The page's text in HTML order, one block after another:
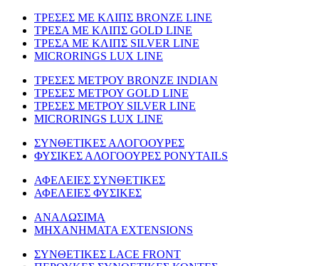
ΤΡΕΣΕΣ ΜΕ ΚΛΙΠΣ BRONZE LINE
ΤΡΕΣΑ ΜΕ ΚΛΙΠΣ GOLD LINE
ΤΡΕΣΑ ΜΕ ΚΛΙΠΣ SILVER LINE
MICRORINGS LUX LINE
TΡΕΣΕΣ ΜΕΤΡΟΥ BRONZE INDIAN
ΤΡΕΣΕΣ ΜΕΤΡΟΥ GOLD LINE
ΤΡΕΣΕΣ ΜΕΤΡΟΥ SILVER LINE
MICRORINGS LUX LINE
ΣΥΝΘΕΤΙΚΕΣ ΑΛΟΓΟΟΥΡΕΣ
ΦΥΣΙΚΕΣ ΑΛΟΓΟΟΥΡΕΣ PONYTAILS
ΑΦΕΛΕΙΕΣ ΣΥΝΘΕΤΙΚΕΣ
ΑΦΕΛΕΙΕΣ ΦΥΣΙΚΕΣ
ΑΝΑΛΩΣΙΜΑ
ΜΗΧΑΝΗΜΑΤΑ EXTENSIONS
ΣΥΝΘΕΤΙΚΕΣ LACE FRONT